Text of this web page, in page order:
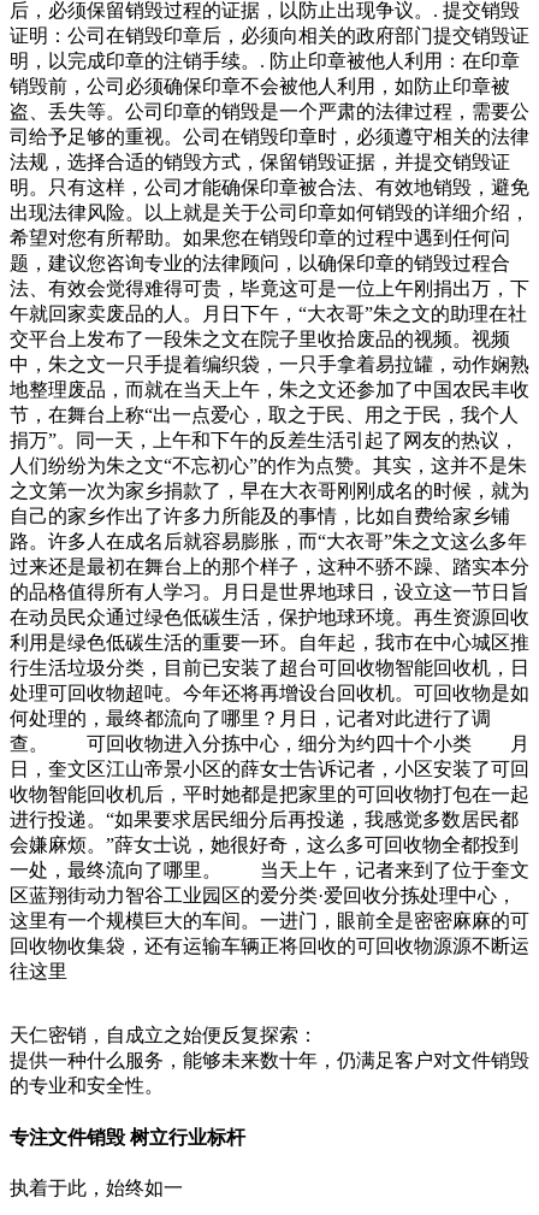
后，必须保留销毁过程的证据，以防止出现争议。. 提交销毁
证明：公司在销毁印章后，必须向相关的政府部门提交销毁证
明，以完成印章的注销手续。. 防止印章被他人利用：在印章
销毁前，公司必须确保印章不会被他人利用，如防止印章被
盗、丢失等。公司印章的销毁是一个严肃的法律过程，需要公
司给予足够的重视。公司在销毁印章时，必须遵守相关的法律
法规，选择合适的销毁方式，保留销毁证据，并提交销毁证
明。只有这样，公司才能确保印章被合法、有效地销毁，避免
出现法律风险。以上就是关于公司印章如何销毁的详细介绍，
希望对您有所帮助。如果您在销毁印章的过程中遇到任何问
题，建议您咨询专业的法律顾问，以确保印章的销毁过程合
法、有效会觉得难得可贵，毕竟这可是一位上午刚捐出万，下
午就回家卖废品的人。月日下午，“大衣哥”朱之文的助理在社
交平台上发布了一段朱之文在院子里收拾废品的视频。视频
中，朱之文一只手提着编织袋，一只手拿着易拉罐，动作娴熟
地整理废品，而就在当天上午，朱之文还参加了中国农民丰收
节，在舞台上称“出一点爱心，取之于民、用之于民，我个人
捐万”。同一天，上午和下午的反差生活引起了网友的热议，
人们纷纷为朱之文“不忘初心”的作为点赞。其实，这并不是朱
之文第一次为家乡捐款了，早在大衣哥刚刚成名的时候，就为
自己的家乡作出了许多力所能及的事情，比如自费给家乡铺
路。许多人在成名后就容易膨胀，而“大衣哥”朱之文这么多年
过来还是最初在舞台上的那个样子，这种不骄不躁、踏实本分
的品格值得所有人学习。月日是世界地球日，设立这一节日旨
在动员民众通过绿色低碳生活，保护地球环境。再生资源回收
利用是绿色低碳生活的重要一环。自年起，我市在中心城区推
行生活垃圾分类，目前已安装了超台可回收物智能回收机，日
处理可回收物超吨。今年还将再增设台回收机。可回收物是如
何处理的，最终都流向了哪里？月日，记者对此进行了调
查。 可回收物进入分拣中心，细分为约四十个小类 月
日，奎文区江山帝景小区的薛女士告诉记者，小区安装了可回
收物智能回收机后，平时她都是把家里的可回收物打包在一起
进行投递。“如果要求居民细分后再投递，我感觉多数居民都
会嫌麻烦。”薛女士说，她很好奇，这么多可回收物全都投到
一处，最终流向了哪里。 当天上午，记者来到了位于奎文
区蓝翔街动力智谷工业园区的爱分类·爱回收分拣处理中心，
这里有一个规模巨大的车间。一进门，眼前全是密密麻麻的可
回收物收集袋，还有运输车辆正将回收的可回收物源源不断运
往这里
天仁密销，自成立之始便反复探索：
提供一种什么服务，能够未来数十年，仍满足客户对文件销毁
的专业和安全性。
专注文件销毁 树立行业标杆
执着于此，始终如一